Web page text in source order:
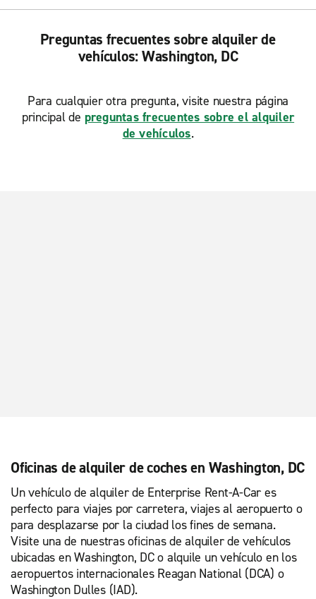
Preguntas frecuentes sobre alquiler de
vehículos: Washington, DC
Para cualquier otra pregunta, visite nuestra página
principal de preguntas frecuentes sobre el alquiler
de vehículos.
Oficinas de alquiler de coches en Washington, DC
Un vehículo de alquiler de Enterprise Rent-A-Car es
perfecto para viajes por carretera, viajes al aeropuerto o
para desplazarse por la ciudad los fines de semana.
Visite una de nuestras oficinas de alquiler de vehículos
ubicadas en Washington, DC o alquile un vehículo en los
aeropuertos internacionales Reagan National (DCA) o
Washington Dulles (IAD).